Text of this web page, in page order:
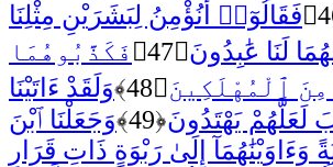
فَقَالُوٓا۟ أَنُؤْمِنُ لِبَشَرَيْنِ مِثْلِنَا
لَنَا عَٰبِدُونَ﴿47﴾
فَكَذَّبُوهُمَا
ٱلْمُهْلَكِينَ﴿48﴾
وَلَقَدْ ءَاتَيْنَا
يَهْتَدُونَ﴿49﴾
وَجَعَلْنَا ٱبْنَ
وَءَاوَيْنَٰهُمَآ إِلَىٰ رَبْوَةٍ ذَاتِ قَرَارٍ